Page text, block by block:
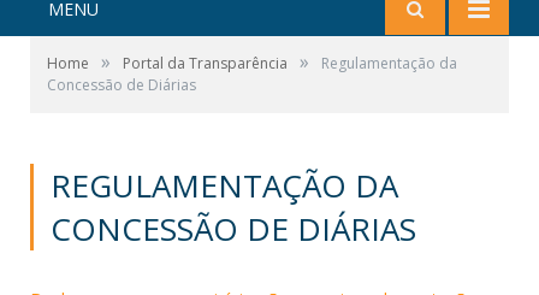
MENU
Home » Portal da Transparência »
Regulamentação da
Concessão de Diárias
REGULAMENTAÇÃO DA
CONCESSÃO DE DIÁRIAS